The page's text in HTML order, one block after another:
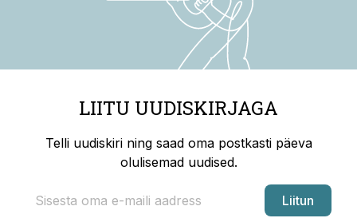
LIITU UUDISKIRJAGA
Telli uudiskiri ning saad oma postkasti päeva
olulisemad uudised.
Liitun